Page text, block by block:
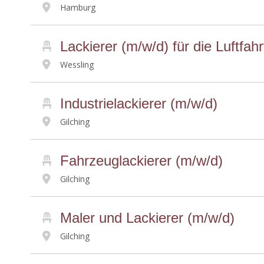
Hamburg
Lackierer (m/w/d) für die
Wessling
Industrielackierer (m/w/d)
Gilching
Fahrzeuglackierer (m/w/d)
Gilching
Maler und Lackierer (m/w/d)
Gilching